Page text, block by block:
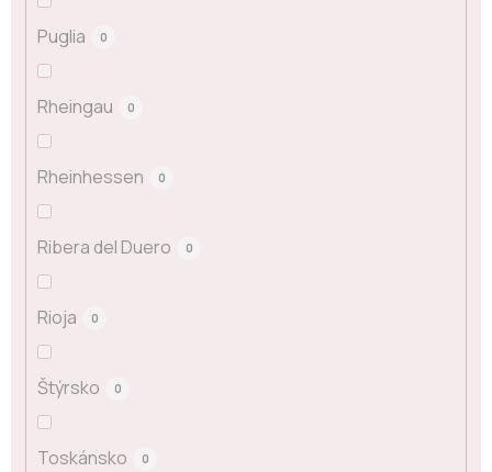
Puglia 0
Rheingau 0
Rheinhessen 0
Ribera del Duero 0
Rioja 0
Štýrsko 0
Toskánsko 0